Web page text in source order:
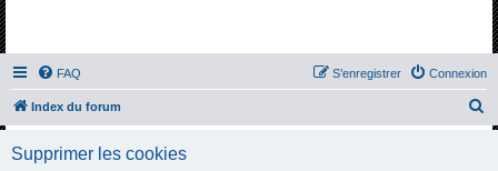
FAQ Connexion
S’enregistrer
Index du forum
Supprimer les cookies